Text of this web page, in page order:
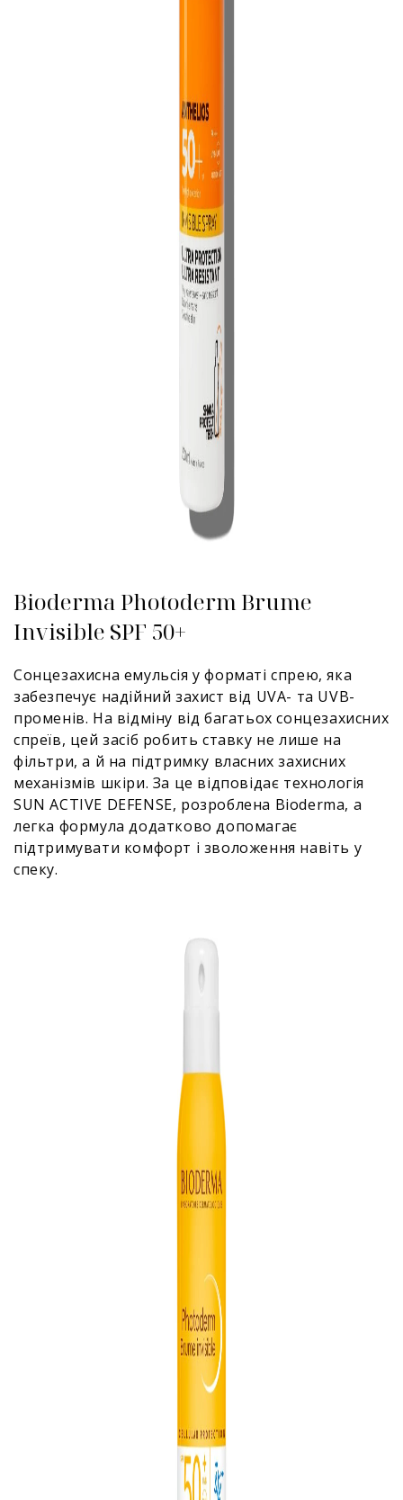
Bioderma Photoderm Brume
Invisible SPF 50+
Сонцезахисна емульсія у форматі спрею, яка
забезпечує надійний захист від UVA- та UVB-
променів. На відміну від багатьох сонцезахисних
спреїв, цей засіб робить ставку не лише на
фільтри, а й на підтримку власних захисних
механізмів шкіри. За це відповідає технологія
SUN ACTIVE DEFENSE, розроблена Bioderma, а
легка формула додатково допомагає
підтримувати комфорт і зволоження навіть у
спеку.